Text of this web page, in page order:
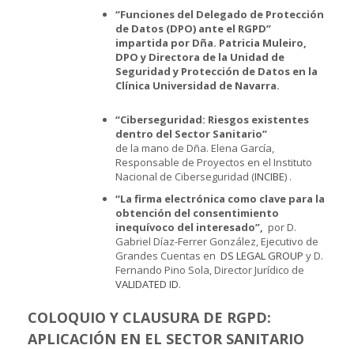
“Funciones del Delegado de Protección
de Datos (DPO) ante el RGPD”
impartida por Dña. Patricia Muleiro,
DPO y Directora de la Unidad de
Seguridad y Protección de Datos en la
Clínica Universidad de Navarra.
“Ciberseguridad: Riesgos existentes
dentro del Sector Sanitario”
de la mano de Dña. Elena García,
Responsable de Proyectos en el Instituto
Nacional de Ciberseguridad (INCIBE) .
“La firma electrónica como clave para la
obtención del consentimiento
inequívoco del interesado”, por D.
Gabriel Díaz-Ferrer González, Ejecutivo de
Grandes Cuentas enDS LEGAL GROUP y D.
Fernando Pino Sola, Director Jurídico de
VALIDATED ID.
COLOQUIO Y CLAUSURA DE RGPD:
APLICACIÓN EN EL SECTOR SANITARIO